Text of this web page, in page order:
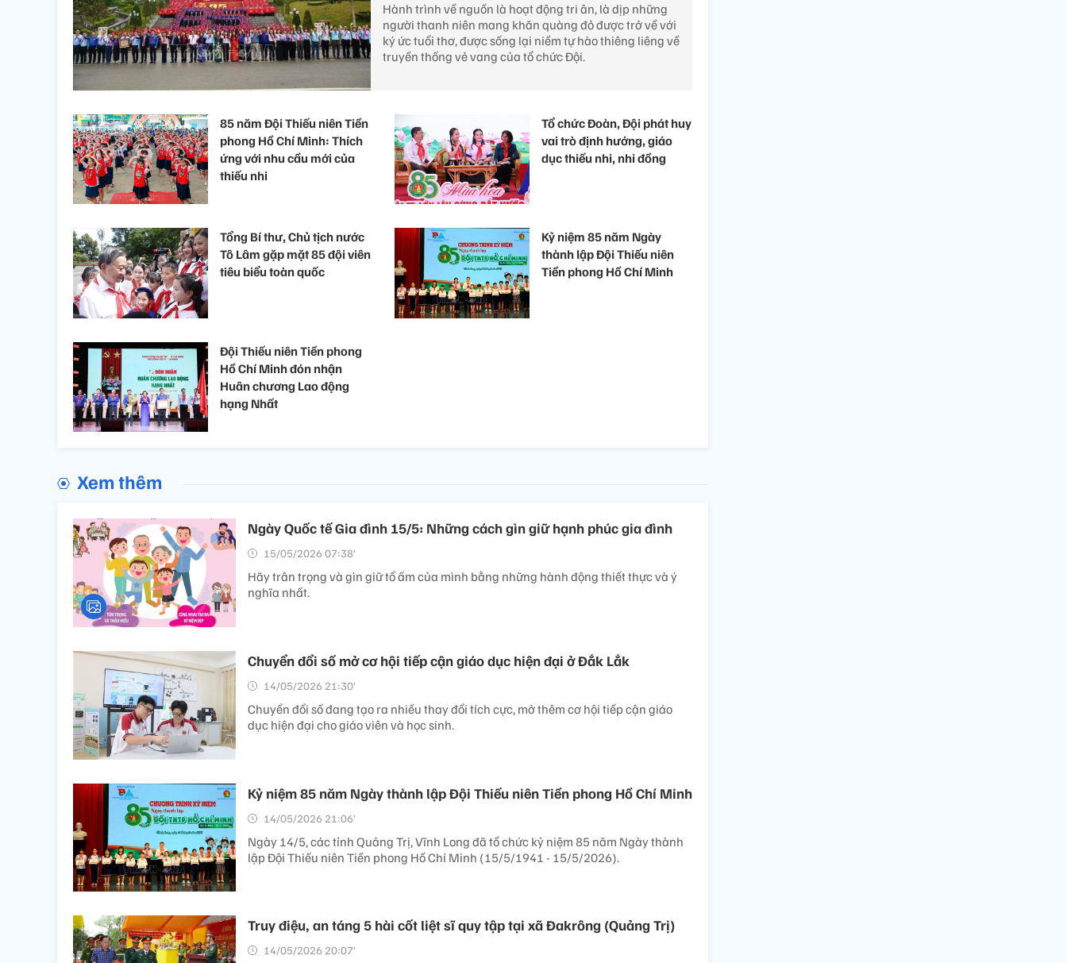
Hành trình về nguồn là hoạt động tri ân, là dịp những
người thanh niên mang khăn quàng đỏ được trở về với
ký ức tuổi thơ, được sống lại niềm tự hào thiêng liêng về
truyền thống vẻ vang của tổ chức Đội.
85 năm Đội Thiếu niên Tiền
phong Hồ Chí Minh: Thích
ứng với nhu cầu mới của
thiếu nhi
Tổ chức Đoàn, Đội phát huy
vai trò định hướng, giáo
dục thiếu nhi, nhi đồng
Tổng Bí thư, Chủ tịch nước
Tô Lâm gặp mặt 85 đội viên
tiêu biểu toàn quốc
Kỷ niệm 85 năm Ngày
thành lập Đội Thiếu niên
Tiền phong Hồ Chí Minh
Đội Thiếu niên Tiền phong
Hồ Chí Minh đón nhận
Huân chương Lao động
hạng Nhất
Xem thêm
Ngày Quốc tế Gia đình 15/5: Những cách gìn giữ hạnh phúc gia đình
15/05/2026 07:38’
Hãy trân trọng và gìn giữ tổ ấm của mình bằng những hành động thiết thực và ý
nghĩa nhất.
Chuyển đổi số mở cơ hội tiếp cận giáo dục hiện đại ở Đắk Lắk
14/05/2026 21:30’
Chuyển đổi số đang tạo ra nhiều thay đổi tích cực, mở thêm cơ hội tiếp cận giáo
dục hiện đại cho giáo viên và học sinh.
Kỷ niệm 85 năm Ngày thành lập Đội Thiếu niên Tiền phong Hồ Chí Minh
14/05/2026 21:06’
Ngày 14/5, các tỉnh Quảng Trị, Vĩnh Long đã tổ chức kỷ niệm 85 năm Ngày thành
lập Đội Thiếu niên Tiền phong Hồ Chí Minh (15/5/1941 - 15/5/2026).
Truy điệu, an táng 5 hài cốt liệt sĩ quy tập tại xã Đakrông (Quảng Trị)
14/05/2026 20:07’